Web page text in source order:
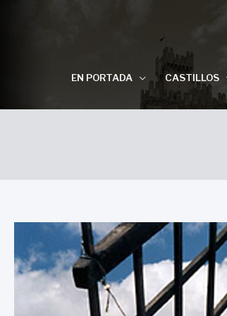
EN PORTADA CASTILLOS